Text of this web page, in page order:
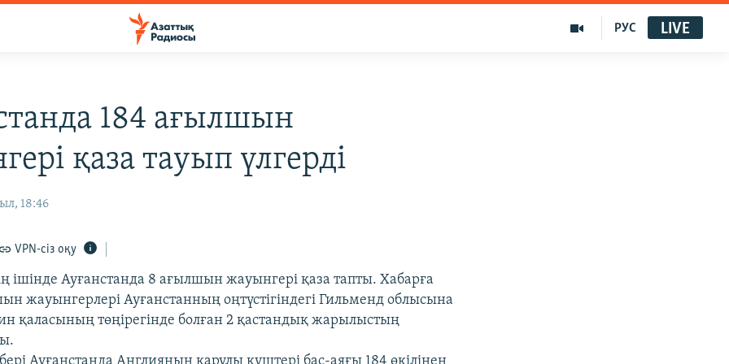
РУС LIVE
184 ағылшын
қаза тауып үлгерді
18:46
VPN-сіз оқу
ішінде Ауғанстанда 8 ағылшын жауынгері қаза тапты. Хабарға
жауынгерлері Ауғанстанның оңтүстігіндегі Гильменд облысына
қаласының төңірегінде болған 2 қастандық жарылыстың